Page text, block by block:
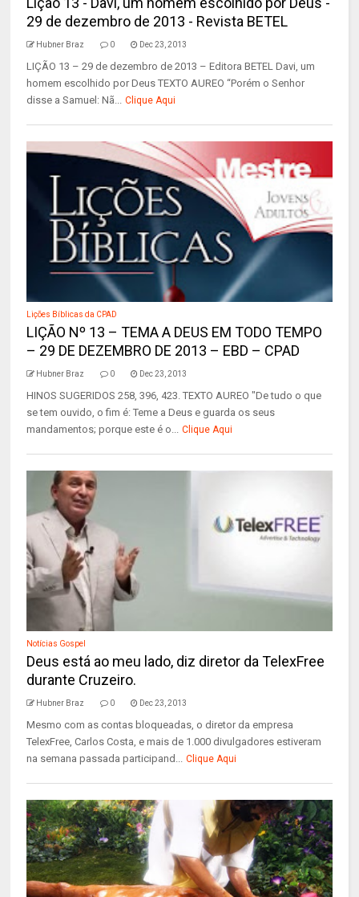
29 de dezembro de 2013 - Revista BETEL
Hubner Braz 0 Dec 23, 2013
LIÇÃO 13 – 29 de dezembro de 2013 – Editora BETEL Davi, um
homem escolhido por Deus TEXTO AUREO “Porém o Senhor
disse a Samuel: Nã... Clique Aqui
Lições Bíblicas da CPAD
LIÇÃO Nº 13 – TEMA A DEUS EM TODO TEMPO
– 29 DE DEZEMBRO DE 2013 – EBD – CPAD
Hubner Braz 0 Dec 23, 2013
HINOS SUGERIDOS 258, 396, 423. TEXTO AUREO "De tudo o que
se tem ouvido, o fim é: Teme a Deus e guarda os seus
mandamentos; porque este é o... Clique Aqui
Notícias Gospel
Deus está ao meu lado, diz diretor da TelexFree
durante Cruzeiro.
Hubner Braz 0 Dec 23, 2013
Mesmo com as contas bloqueadas, o diretor da empresa
TelexFree, Carlos Costa, e mais de 1.000 divulgadores estiveram
na semana passada participand... Clique Aqui